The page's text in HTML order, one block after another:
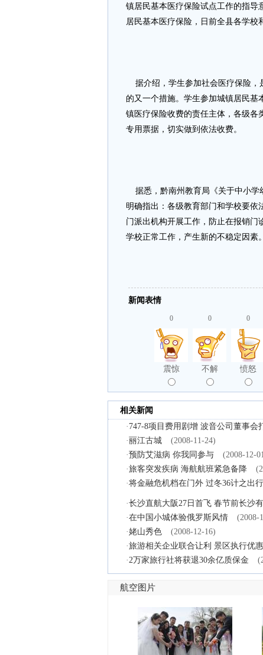
镇居民基本医疗保险试点工作的指导
居民基本医疗保险，日前全县各学校
据介绍，学生参加社会医疗保险，
的又一个措施。学生参加城镇居民
镇医疗保险收费的责任主体，各级各
专用票据，切实做到依法收费。
据悉，黔南州教育局《关于中小学
明确指出：各级教育部门和学校要
门派出机构开展工作，防止在报销门
学校正常工作，产生新的不稳定因素
新闻表情
0
震惊
0
不解
0
愤怒
相关新闻
· 747-8项目费用剧增 波音公司董事会
· 丽江古城
(2008-11-24)
·预防艾滋病 你我同参与
(2008-12-
·旅客突发疾病 海航航班紧急备降
·将金融危机档在门外 过冬36计之出
·长沙直航大阪27日首飞 春节前长沙
·在中国小城体验俄罗斯风情
(2008-
·姥山秀色
(2008-12-16)
·旅游相关企业联合让利 景区执行优
·2万家旅行社将获退30余亿质保金
航空图片